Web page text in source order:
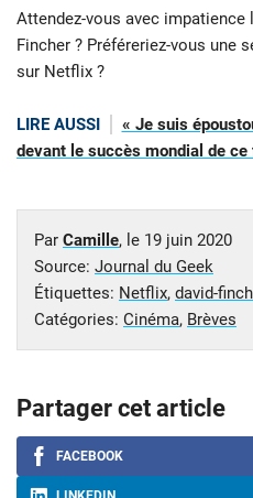
Attendez-vous avec impatience
Fincher ? Préféreriez-vous une
sur Netflix ?
LIRE AUSSI
« Je suis
devant le succès mondial de ce
Par Camille, le 19 juin 2020
Source: Journal du Geek
Étiquettes: Netflix, david-
Catégories: Cinéma, Brèves
Partager cet article
FACEBOOK